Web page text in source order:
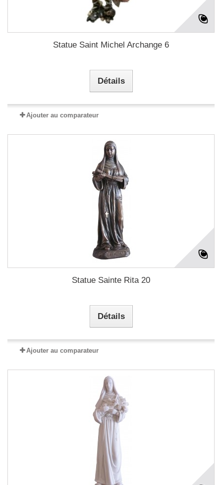
Statue Saint Michel Archange 6
Détails
Ajouter au comparateur
Statue Sainte Rita 20
Détails
Ajouter au comparateur